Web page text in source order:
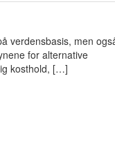
verdensbasis, men
for alternative
kosthold, […]